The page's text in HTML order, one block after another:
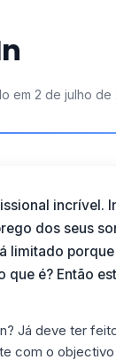
em 2 de julho de
incrível.
dos seus
limitado
que é? Então
? Já deve ter
com o objectivo